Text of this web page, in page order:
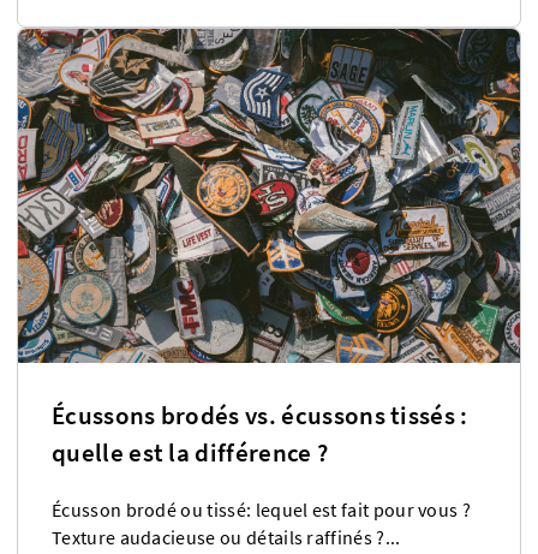
Écussons brodés vs. écussons tissés :
quelle est la différence ?
Écusson brodé ou tissé: lequel est fait pour vous ?
Texture audacieuse ou détails raffinés ?...